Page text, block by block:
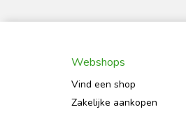
Webshops
Vind een shop
Zakelijke aankopen